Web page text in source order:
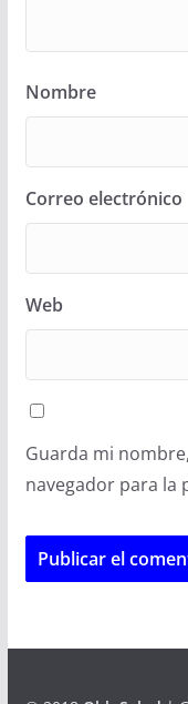
Nombre
Correo electrónico
Web
Guarda mi
navegador para la